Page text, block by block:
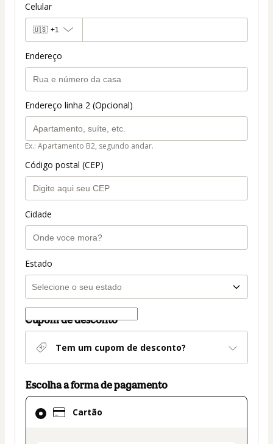
Celular
🇺🇸 +1
Endereço
Endereço linha 2 (Opcional)
Ex.: Apartamento B2, segundo andar.
Código postal (CEP)
Cidade
Estado
Cupom de desconto
Tem um cupom de desconto?
Escolha a forma de pagamento
Cartão
Cartão
selecionado